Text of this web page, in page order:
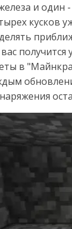
и один
кусков
в